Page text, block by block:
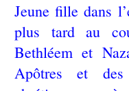
Jeune fille dans
plus tard au
Bethléem et
Apôtres et des